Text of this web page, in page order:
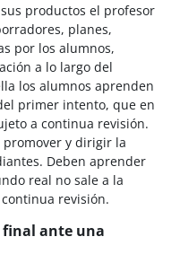
productos el profesor
planes,
por los alumnos,
a lo largo del
los alumnos aprenden
primer intento, que en
a continua revisión.
y dirigir la
Deben aprender
real no sale a la
revisión.
final ante una